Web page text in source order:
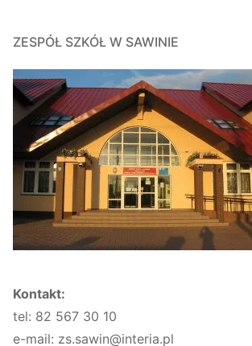
ZESPÓŁ SZKÓŁ W SAWINIE
Kontakt:
tel: 82 567 30 10
e-mail: zs.sawin@interia.pl